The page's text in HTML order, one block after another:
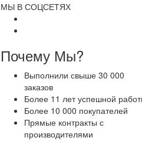
МЫ В СОЦСЕТЯХ
Почему Мы?
Выполнили свыше 30 000
заказов
Более 11 лет успешной
Более 10 000 покупателей
Прямые контракты с
производителями